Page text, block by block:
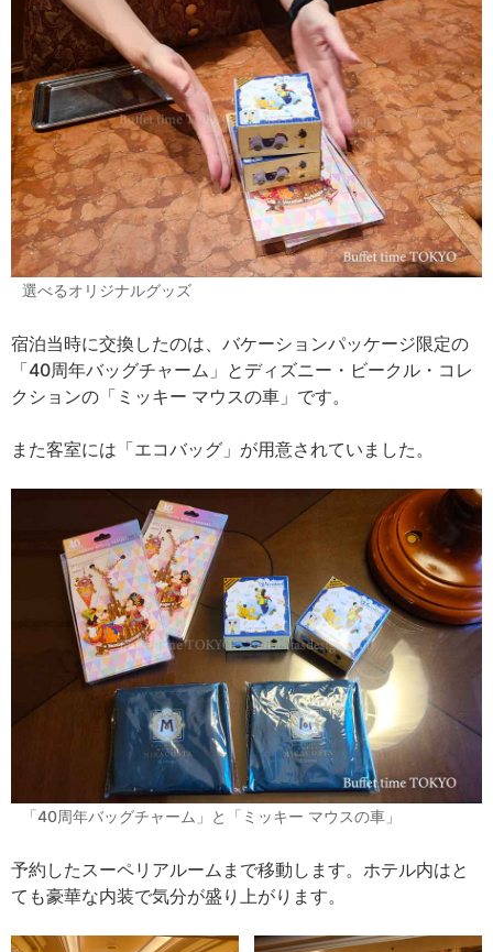
選べるオリジナルグッズ
宿泊当時に交換したのは、バケーションパッケージ限定の
「40周年バッグチャーム」とディズニー・ビークル・コレ
クションの「ミッキー マウスの車」です。
また客室には「エコバッグ」が用意されていました。
「40周年バッグチャーム」と「ミッキー マウスの車」
予約したスーペリアルームまで移動します。ホテル内はと
ても豪華な内装で気分が盛り上がります。